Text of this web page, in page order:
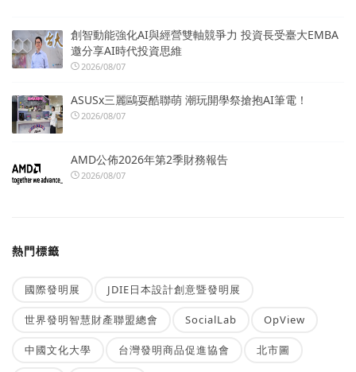
創智動能強化AI與經營雙軸競爭力 投資長受臺大EMBA
邀分享AI時代投資思維
2026/08/07
ASUSx三麗鷗耍酷聯萌 潮玩開學祭搶抱AI筆電！
2026/08/07
AMD公佈2026年第2季財務報告
2026/08/07
熱門標籤
國際發明展 JDIE日本設計創意暨發明展
世界發明智慧財產聯盟總會 SocialLab OpView
中國文化大學 台灣發明商品促進協會 北市圖